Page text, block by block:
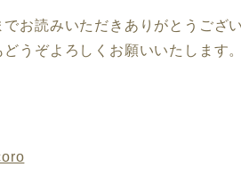
でお読みいただきありがとうござい
どうぞよろしくお願いいたします。